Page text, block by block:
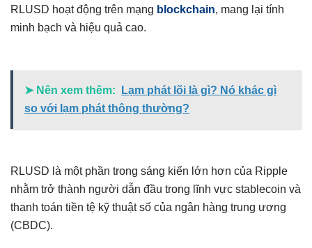
RLUSD hoạt động trên mạng blockchain, mang lại tính
minh bạch và hiệu quả cao.
➤ Nên xem thêm:
Lạm phát lõi là gì? Nó khác gì
so với lạm phát thông thường?
RLUSD là một phần trong sáng kiến lớn hơn của Ripple
nhằm trở thành người dẫn đầu trong lĩnh vực stablecoin và
thanh toán tiền tệ kỹ thuật số của ngân hàng trung ương
(CBDC).